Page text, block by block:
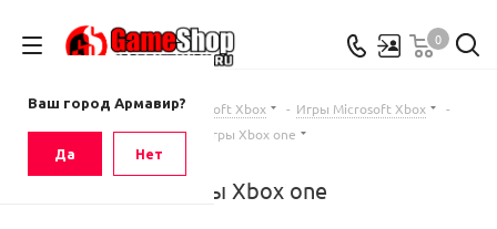
Ваш город Армавир?
Да Нет
0
Главная - Каталог - Microsoft Xbox - Игры Microsoft Xbox
-
Игры Xbox one
Игры Xbox one